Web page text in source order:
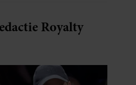
Royalty